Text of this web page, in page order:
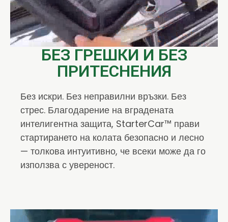
БЕЗ ГРЕШКИ И БЕЗ
ПРИТЕСНЕНИЯ
Без искри. Без неправилни връзки. Без
стрес. Благодарение на вградената
интелигентна защита, StarterCar™ прави
стартирането на колата безопасно и лесно
— толкова интуитивно, че всеки може да го
използва с увереност.